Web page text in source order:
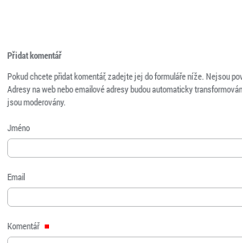
Přidat komentář
Pokud chcete přidat komentář, zadejte jej do formuláře níže. Nejsou
Adresy na web nebo emailové adresy budou automaticky
jsou moderovány.
Jméno
Email
Komentář